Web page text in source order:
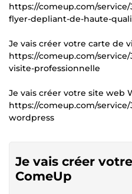
https://comeup.com/
flyer-depliant-de-haute-
Je vais créer votre carte de
https://comeup.com/
visite-professionnelle
Je vais créer votre site web
https://comeup.com/
wordpress
Je vais créer
ComeUp